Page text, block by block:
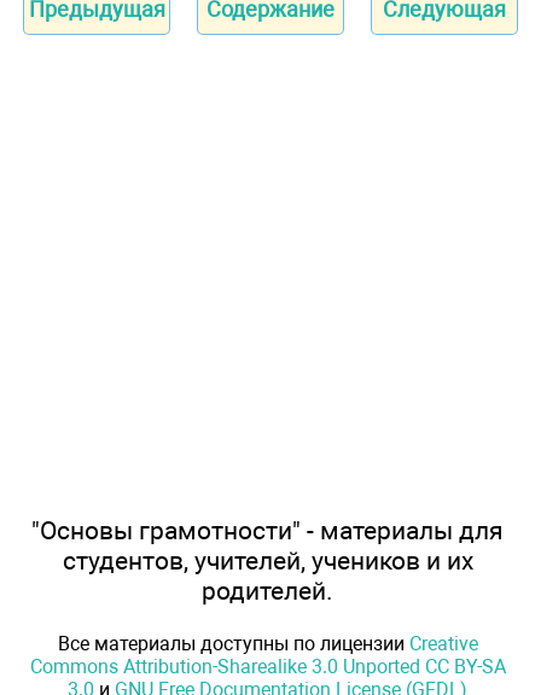
Предыдущая Содержание Следующая
"Основы грамотности" - материалы для
студентов, учителей, учеников и их
родителей.
Все материалы доступны по лицензии Creative
Commons Attribution-Sharealike 3.0 Unported CC BY-SA
3.0 и GNU Free Documentation License (GFDL)